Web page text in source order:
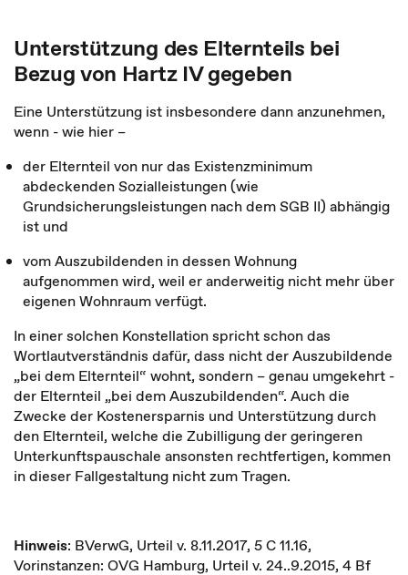
Unterstützung des Elternteils bei
Bezug von Hartz IV gegeben
Eine Unterstützung ist insbesondere dann anzunehmen,
wenn - wie hier –
der Elternteil von nur das Existenzminimum
abdeckenden Sozialleistungen (wie
Grundsicherungsleistungen nach dem SGB II) abhängig
ist und
vom Auszubildenden in dessen Wohnung
aufgenommen wird, weil er anderweitig nicht mehr über
eigenen Wohnraum verfügt.
In einer solchen Konstellation spricht schon das
Wortlautverständnis dafür, dass nicht der Auszubildende
„bei dem Elternteil“ wohnt, sondern – genau umgekehrt -
der Elternteil „bei dem Auszubildenden“. Auch die
Zwecke der Kostenersparnis und Unterstützung durch
den Elternteil, welche die Zubilligung der geringeren
Unterkunftspauschale ansonsten rechtfertigen, kommen
in dieser Fallgestaltung nicht zum Tragen.
Hinweis: BVerwG, Urteil v. 8.11.2017, 5 C 11.16,
Vorinstanzen: OVG Hamburg, Urteil v. 24..9.2015, 4 Bf